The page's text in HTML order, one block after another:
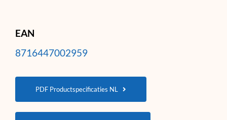
EAN
8716447002959
PDF Productspecificaties NL